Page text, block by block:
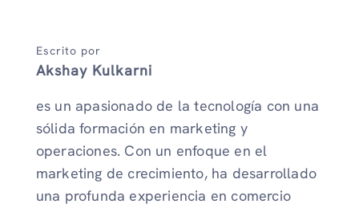
Escrito por
Akshay Kulkarni
es un apasionado de la tecnología con una
sólida formación en marketing y
operaciones. Con un enfoque en el
marketing de crecimiento, ha desarrollado
una profunda experiencia en comercio